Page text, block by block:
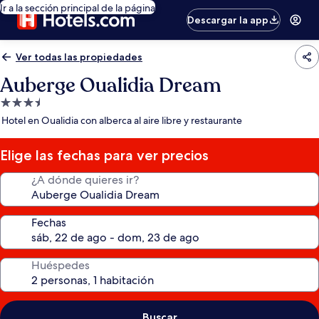
Ir a la sección principal de la página
Descargar la app
Ver todas las propiedades
Auberge Oualidia Dream
Propiedad
de
estrellas
Hotel en Oualidia con alberca al aire libre y restaurante
Elige las fechas para ver precios
¿A dónde quieres ir?
Fechas
Huéspedes